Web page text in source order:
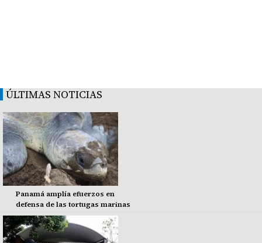
ÚLTIMAS NOTICIAS
Panamá amplía efuerzos en
defensa de las tortugas marinas